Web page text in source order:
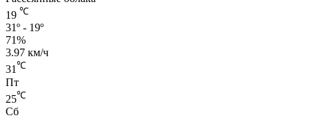
19 ℃
31º - 19º
71%
3.97 км/ч
31℃
Пт
25℃
Сб